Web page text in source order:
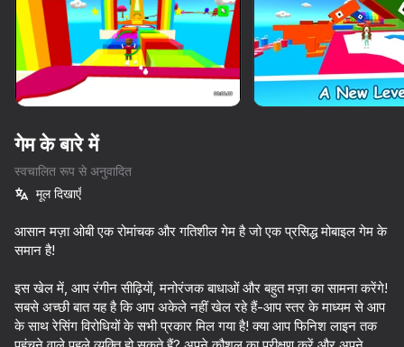
यह गेम केवल लैंडस्केप
ओरिएंटेशन का समर्थन करता है
Your Obby Change Size
71
Cart Ride Obby
72
Escape the Lava: Obby
70
Perfect Flip
65
गेम के बारे में
स्वचालित रूप से अनुवादित
मूल दिखाएँ
आसान मज़ा ओबी एक रोमांचक और गतिशील गेम है जो एक प्रसिद्ध मोबाइल गेम के
समान है!
इस खेल में, आप रंगीन सीढ़ियों, मनोरंजक बाधाओं और बहुत मज़ा का सामना करेंगे!
सबसे अच्छी बात यह है कि आप अकेले नहीं खेल रहे हैं-आप स्तर के माध्यम से आप
के साथ रेसिंग विरोधियों के सभी प्रकार मिल गया है! क्या आप फिनिश लाइन तक